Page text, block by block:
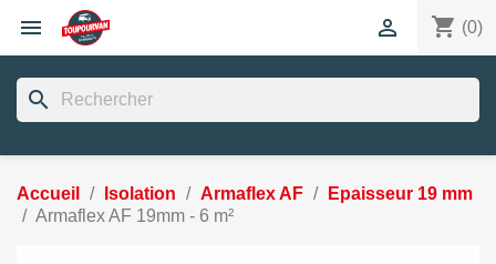
 shopping_cart (0)

search
Accueil Isolation Armaflex AF
Epaisseur 19 mm
Armaflex AF 19mm - 6 m²